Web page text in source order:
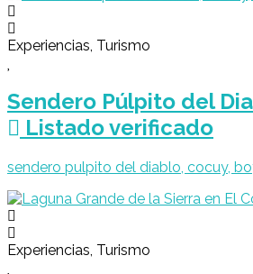
Experiencias, Turismo
Sendero Púlpito del
Listado verificado
sendero pulpito del diablo, cocuy,
Experiencias, Turismo